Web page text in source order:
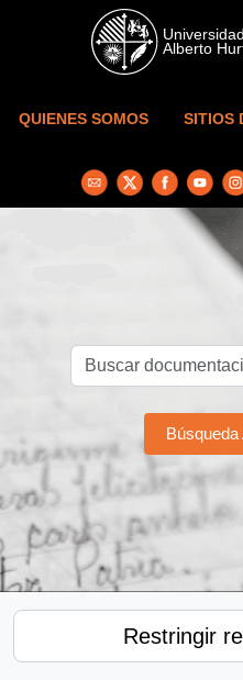
Skip to main content
QUIENES SOMOS SITIOS
Restringir